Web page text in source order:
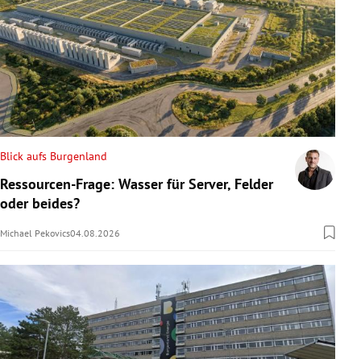
Blick aufs Burgenland
Ressourcen-Frage: Wasser für Server, Felder
oder beides?
Michael Pekovics04.08.2026